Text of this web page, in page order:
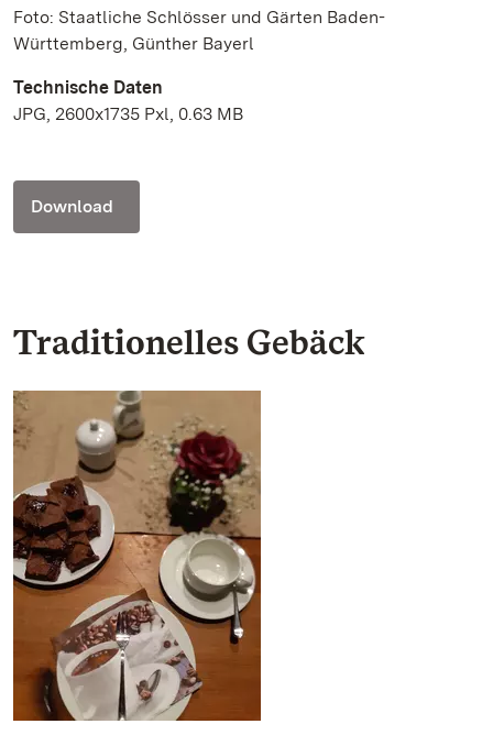
Foto: Staatliche Schlösser und Gärten Baden-
Württemberg, Günther Bayerl
Technische Daten
JPG, 2600x1735 Pxl, 0.63 MB
Download
Traditionelles Gebäck